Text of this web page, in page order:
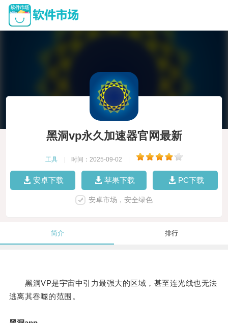
黑洞vp永久加速器官网最新
工具 时间：2025-09-02
安卓下载 苹果下载 PC下载
安卓市场，安全绿色
简介 排行
黑洞VP是宇宙中引力最强大的区域，甚至连光线也无法
逃离其吞噬的范围。